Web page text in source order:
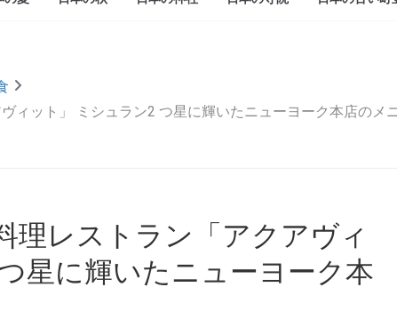
ィット」 ミシュラン2 つ星に輝いたニューヨーク本店のメ
理レストラン「アクアヴィ
星に輝いたニューヨーク本